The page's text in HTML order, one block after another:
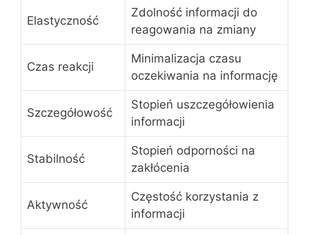
Elastyczność
Zdolność informacji do
reagowania na zmiany
Czas reakcji
Minimalizacja czasu
oczekiwania na informację
Szczegółowość
Stopień uszczegółowienia
informacji
Stabilność
Stopień odporności na
zakłócenia
Aktywność
Częstość korzystania z
informacji